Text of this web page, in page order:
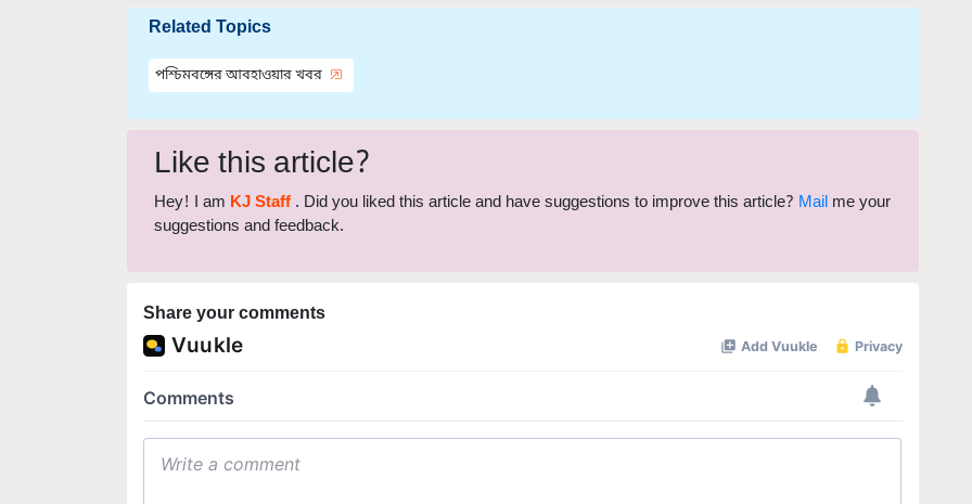
Related Topics
পশ্চিমবঙ্গের আবহাওয়ার খবর
Like this article?
Hey! I am KJ Staff . Did you liked this article and have suggestions to improve this article? Mail
suggestions and feedback.
Share your comments